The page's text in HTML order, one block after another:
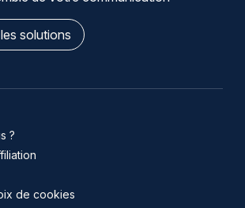
solutions
?
de cookies